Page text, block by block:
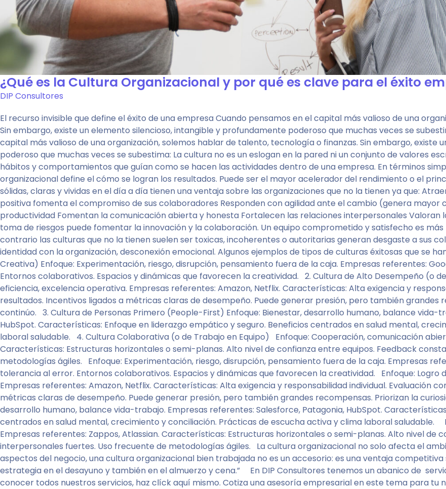
¿Qué es la Cultura Organizacional y por qué es clave para el éxito
DIP Consultores
El recurso invisible que define el éxito de una empresa Cuando pensamos en el capital más valioso de una
Sin embargo, existe un elemento silencioso, intangible y profundamente poderoso que muchas veces se
capital más valioso de una organización, solemos hablar de talento, tecnología o finanzas. Sin embargo,
poderoso que muchas veces se subestima: La cultura no es un eslogan en la pared ni un conjunto de valores
hábitos y comportamientos que guían como se hacen las actividades dentro de una empresa. En términos
organizacional define el cómo se logran los resultados. Puede ser el mayor acelerador del rendimiento o el
sólidas, claras y vividas en el día a día tienen una ventaja sobre las organizaciones que no la tienen ya que:
positiva fomenta el compromiso de sus colaboradores Responden con agilidad ante el cambio (genera mayor
productividad Fomentan la comunicación abierta y honesta Fortalecen las relaciones interpersonales
toma de riesgos puede fomentar la innovación y la colaboración. Un equipo comprometido y satisfecho es
contrario las culturas que no la tienen suelen ser toxicas, incoherentes o autoritarias generan desgaste a sus
identidad con la organización, desconexión emocional. Algunos ejemplos de tipos de culturas éxitosas que se
Creativa) Enfoque: Experimentación, riesgo, disrupción, pensamiento fuera de la caja. Empresas referentes:
Entornos colaborativos. Espacios y dinámicas que favorecen la creatividad. 2. Cultura de Alto Desempeño (o
eficiencia, excelencia operativa. Empresas referentes: Amazon, Netflix. Características: Alta exigencia y
resultados. Incentivos ligados a métricas claras de desempeño. Puede generar presión, pero también grandes
continúo. 3. Cultura de Personas Primero (People-First) Enfoque: Bienestar, desarrollo humano, balance vida-
HubSpot. Características: Enfoque en liderazgo empático y seguro. Beneficios centrados en salud mental,
laboral saludable. 4. Cultura Colaborativa (o de Trabajo en Equipo) Enfoque: Cooperación, comunicación
Características: Estructuras horizontales o semi-planas. Alto nivel de confianza entre equipos. Feedback
metodologías ágiles. Enfoque: Experimentación, riesgo, disrupción, pensamiento fuera de la caja. Empresas
tolerancia al error. Entornos colaborativos. Espacios y dinámicas que favorecen la creatividad. Enfoque: Logro
Empresas referentes: Amazon, Netflix. Características: Alta exigencia y responsabilidad individual. Evaluación
métricas claras de desempeño. Puede generar presión, pero también grandes recompensas. Priorizan la
desarrollo humano, balance vida-trabajo. Empresas referentes: Salesforce, Patagonia, HubSpot.
centrados en salud mental, crecimiento y conciliación. Prácticas de escucha activa y clima laboral
Empresas referentes: Zappos, Atlassian. Características: Estructuras horizontales o semi-planas. Alto nivel de
interpersonales fuertes. Uso frecuente de metodologías ágiles. La cultura organizacional no solo afecta el
aspectos del negocio, una cultura organizacional bien trabajada no es un accesorio: es una ventaja
estrategia en el desayuno y también en el almuerzo y cena.” En DIP Consultores tenemos un abanico de
conocer todos nuestros servicios, haz clíck aquí mismo. Cotiza una asesoría empresarial en este tema para tu